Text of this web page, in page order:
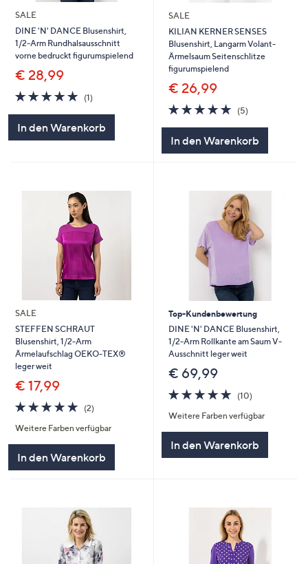
SALE
DINE 'N' DANCE Blusenshirt,
1/2-Arm Rundhalsausschnitt
vorne bedruckt figurumspielend
€ 28,99
5.0
von
(1)1
In den Warenkorb
SALE
KILIAN KERNER SENSES
Blusenshirt, Langarm Volant-
Ärmelsaum Seitenschlitze
figurumspielend
€ 26,99
5.0
von
(5)5
In den Warenkorb
SALE
STEFFEN SCHRAUT
Blusenshirt, 1/2-Arm
Ärmelaufschlag OEKO-TEX®
leger weit
€ 17,99
5.0
von
5
(2)2
Weitere Farben verfügbar
In den Warenkorb
Top-Kundenbewertung
DINE 'N' DANCE Blusenshirt,
1/2-Arm Rollkante am Saum V-
Ausschnitt leger weit
€ 69,99
4.7
von
5
(10)10
Weitere Farben verfügbar
In den Warenkorb